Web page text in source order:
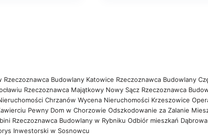
Rzeczoznawca Budowlany Katowice Rzeczoznawca Budowlany
Rzeczoznawca Majątkowy Nowy Sącz Rzeczoznawca
Chrzanów Wycena Nieruchomości Krzeszowice
Pewny Dom w Chorzowie Odszkodowanie za Zalanie
Rzeczoznawca Budowlany w RybnikuOdbiór mieszkań
Inwestorski w Sosnowcu